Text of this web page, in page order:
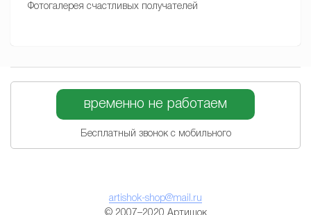
Фотогалерея счастливых получателей
временно не работаем
Бесплатный звонок с мобильного
artishok-shop@mail.ru